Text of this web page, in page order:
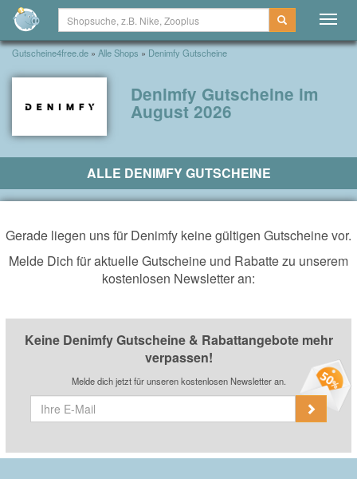
Gutscheine4free.de » Alle Shops » Denimfy Gutscheine
Denimfy Gutscheine im
August 2026
ALLE DENIMFY GUTSCHEINE
Gerade liegen uns für Denimfy keine gültigen Gutscheine vor.
Melde Dich für aktuelle Gutscheine und Rabatte zu unserem
kostenlosen Newsletter an:
Keine Denimfy Gutscheine & Rabattangebote mehr
verpassen!
Melde dich jetzt für unseren kostenlosen Newsletter an.